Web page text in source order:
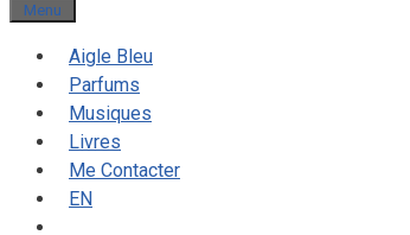
Menu
Aigle Bleu
Parfums
Musiques
Livres
Me Contacter
EN